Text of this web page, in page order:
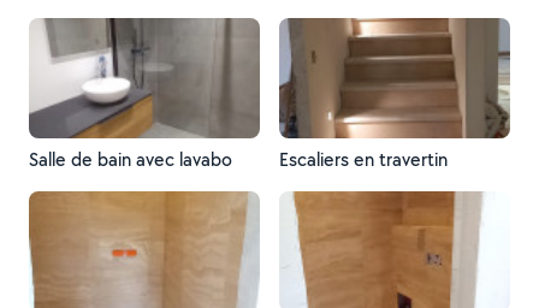
Salle de bain avec lavabo Escaliers en travertin